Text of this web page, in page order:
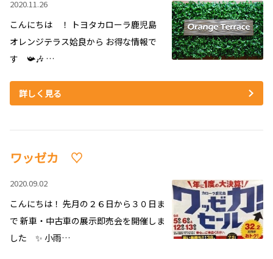
2020.11.26
こんにちは ！ トヨタカローラ鹿児島
オレンジテラス姶良から お得な情報で
す 📯🎶 …
詳しく見る
ワッゼカ ♡
2020.09.02
こんにちは！ 先月の２６日から３０日ま
で 新車・中古車の展示即売会を開催しま
した ✨ 小雨…